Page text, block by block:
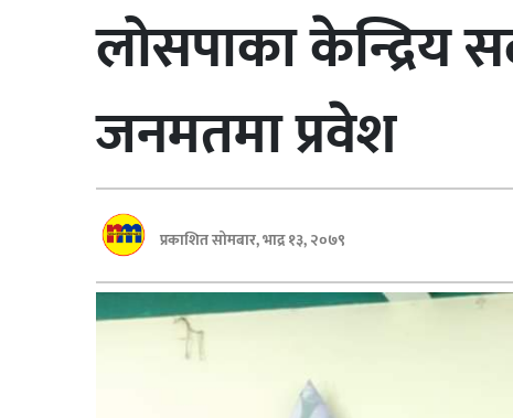
सुदूरपश्चिम
लोसपाका केन्द्रिय
जनमतमा प्रवेश
प्रकाशित सोमबार, भाद्र १३, २०७९